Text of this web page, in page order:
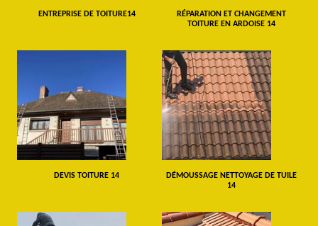
ENTREPRISE DE TOITURE14
RÉPARATION ET CHANGEMENT
TOITURE EN ARDOISE 14
DEVIS TOITURE 14
DÉMOUSSAGE NETTOYAGE DE TUILE
14